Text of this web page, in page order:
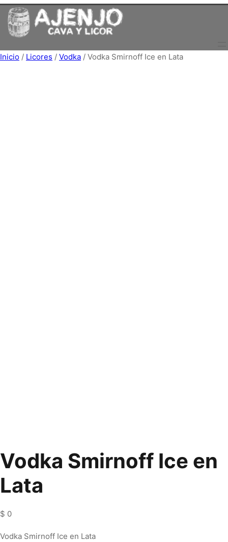
Saltar
contenido
Inicio / Licores / Vodka / Vodka Smirnoff Ice en Lata
Vodka Smirnoff Ice en
Lata
$ 0
Vodka Smirnoff Ice en Lata